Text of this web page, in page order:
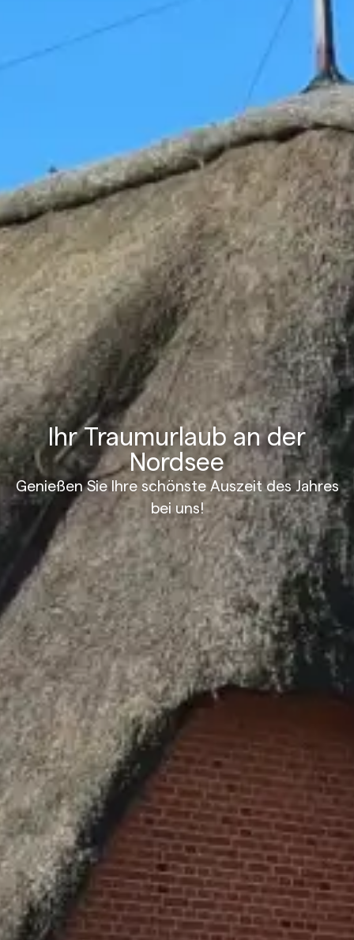
Ihr Traumurlaub an der
Nordsee
Genießen Sie Ihre schönste Auszeit des Jahres
bei uns!